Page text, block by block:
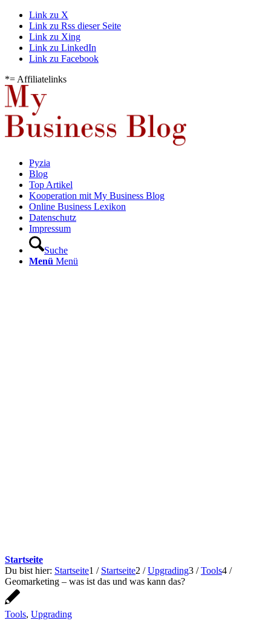
Link zu X
Link zu Rss dieser Seite
Link zu Xing
Link zu LinkedIn
Link zu Facebook
*= Affiliatelinks
Pyzia
Blog
Top Artikel
Kooperation mit My Business Blog
Online Business Lexikon
Datenschutz
Impressum
Suche
Menü Menü
Startseite
Du bist hier: Startseite1 / Startseite2 / Upgrading3 / Tools4 /
Geomarketing – was ist das und was kann das?
Tools, Upgrading